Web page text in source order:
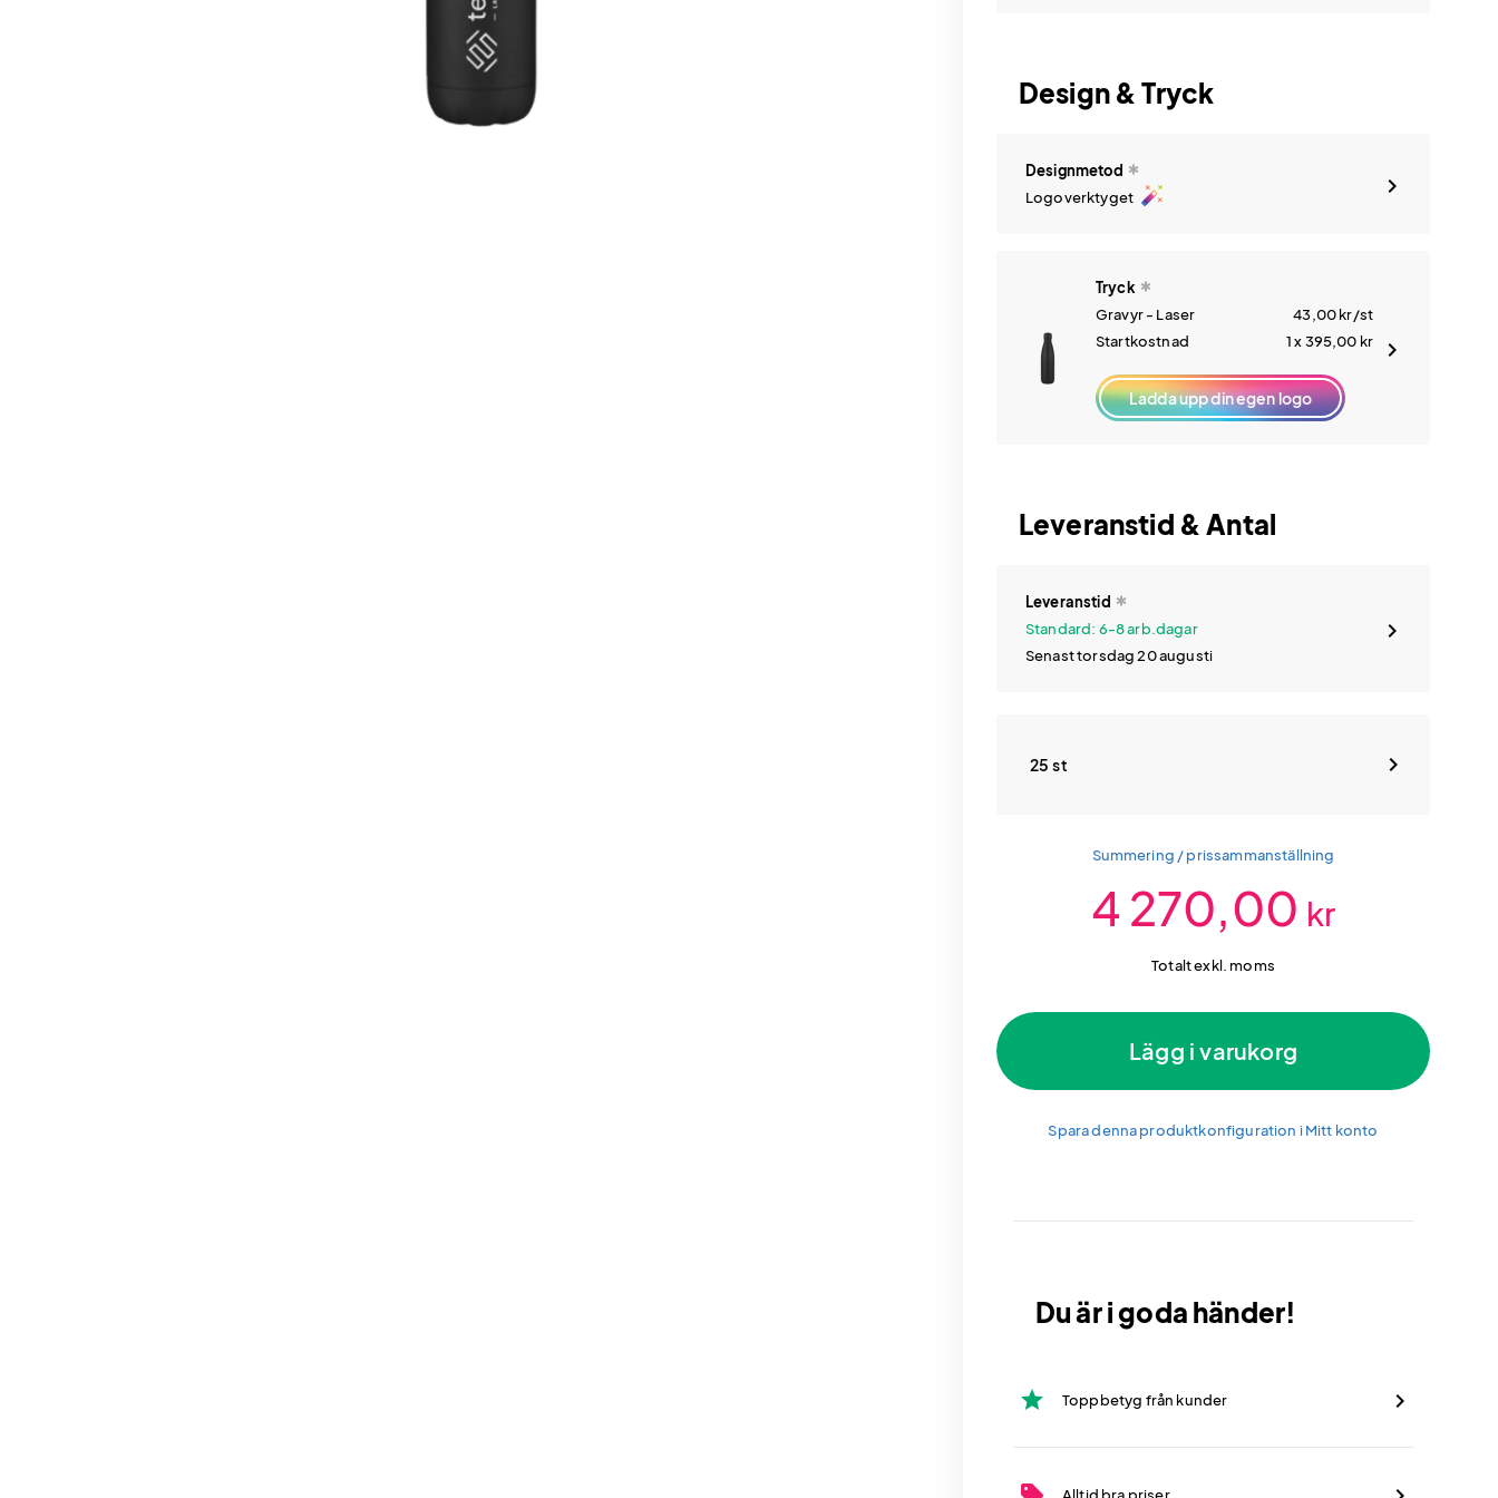
Design & Tryck
Designmetod
Logoverktyget auto_fix_high
Tryck
Gravyr - Laser
43,00kr/st
Startkostnad
1 x 395,00 kr
Ladda upp din egen logo
Leveranstid & Antal
Leveranstid
Standard: 6-8 arb.dagar
Senast torsdag 20 augusti
25 st
Summering / prissammanställning
4 270,00 kr
Totalt exkl. moms
Lägg i varukorg
Spara denna produktkonfiguration i Mitt konto
Du är i goda händer!
star Toppbetyg från kunder
Alltid bra priser